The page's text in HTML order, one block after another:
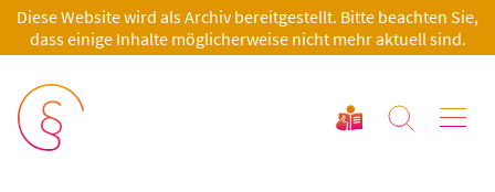
Diese Website wird als Archiv bereitgestellt. Bitte beachten Sie,
dass einige Inhalte möglicherweise nicht mehr aktuell sind.